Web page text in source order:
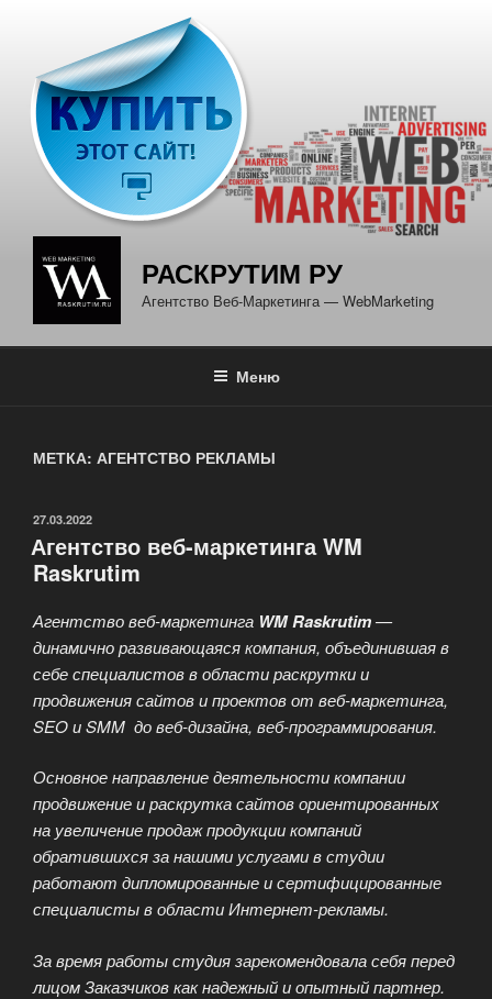
содержимому
РАСКРУТИМ РУ
Агентство Веб-Маркетинга — WebMarketing
Меню
МЕТКА: АГЕНТСТВО РЕКЛАМЫ
ОПУБЛИКОВАНО
27.03.2022
Агентство веб-маркетинга WM
Raskrutim
Агентство веб-маркетинга WM Raskrutim—
динамично развивающаяся компания, объединившая в
себе специалистов в области раскрутки и
продвижения сайтов и проектов от веб-маркетинга,
SEO и SMM до веб-дизайна, веб-программирования.
Основное направление деятельности компании
продвижение и раскрутка сайтов ориентированных
на увеличение продаж продукции компаний
обратившихся за нашими услугами в студии
работают дипломированные и сертифицированные
специалисты в области Интернет-рекламы.
За время работы студия зарекомендовала себя перед
лицом Заказчиков как надежный и опытный партнер.